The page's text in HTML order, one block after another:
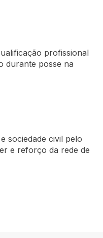
profissional
durante posse na
sociedade civil pelo
e reforço da rede de